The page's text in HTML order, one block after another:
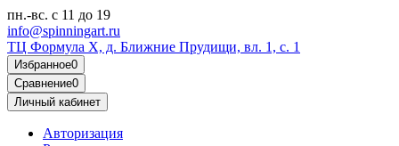
пн.-вс. с 11 до 19
info@spinningart.ru
ТЦ Формула X, д. Ближние Прудищи, вл. 1, с. 1
Избранное0
Сравнение0
Личный кабинет
Авторизация